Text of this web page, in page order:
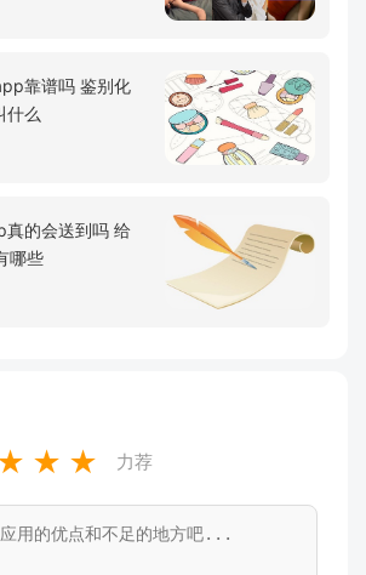
靠谱吗 鉴别化
什么
的会送到吗 给
哪些
★ ★ 力荐